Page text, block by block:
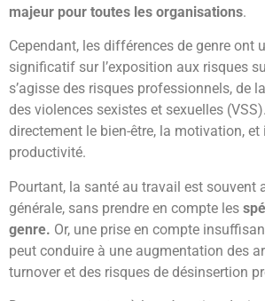
majeur pour toutes les organisations.
Cependant, les différences de genre ont
significatif sur l’exposition aux risques
s’agisse des risques professionnels, de
des violences sexistes et sexuelles
directement le bien-être, la motivation, et
productivité.
Pourtant, la santé au travail est souvent
générale, sans prendre en compte les
genre. Or, une prise en compte
peut conduire à une augmentation des
turnover et des risques de désinsertion